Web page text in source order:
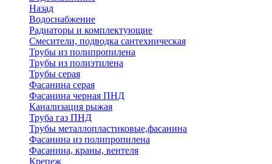
Назад
Водоснабжение
Радиаторы и комплектующие
Смесители, подводка сантехническая
Трубы из полипропилена
Трубы из полиэтилена
Трубы серая
Фасанина серая
Фасанина черная ПНД
Канализация рыжая
Труба газ ПНД
Трубы металлопластиковые,фасанина
Фасанина из полипропилена
Фасанина, краны, вентеля
Крепеж